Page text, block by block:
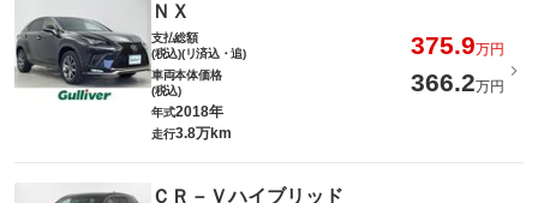
ＮＸ
支払総額
(税込)(リ済込・追)
375.9万円
車両本体価格
(税込)
366.2万円
年式2018年
走行3.8万km
ＣＲ－Ｖハイブリッド